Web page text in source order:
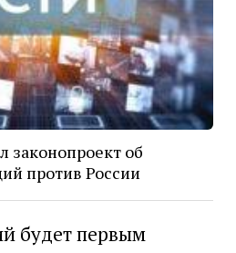
об
против России
будет первым